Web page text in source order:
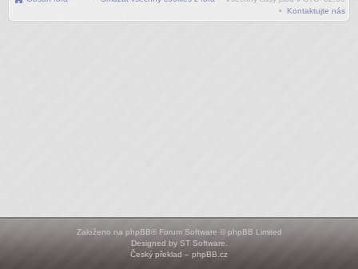
• Kontaktujte nás
Založeno na phpBB® Forum Software © phpBB Limited
Designed by ST Software
Český překlad – phpBB.cz